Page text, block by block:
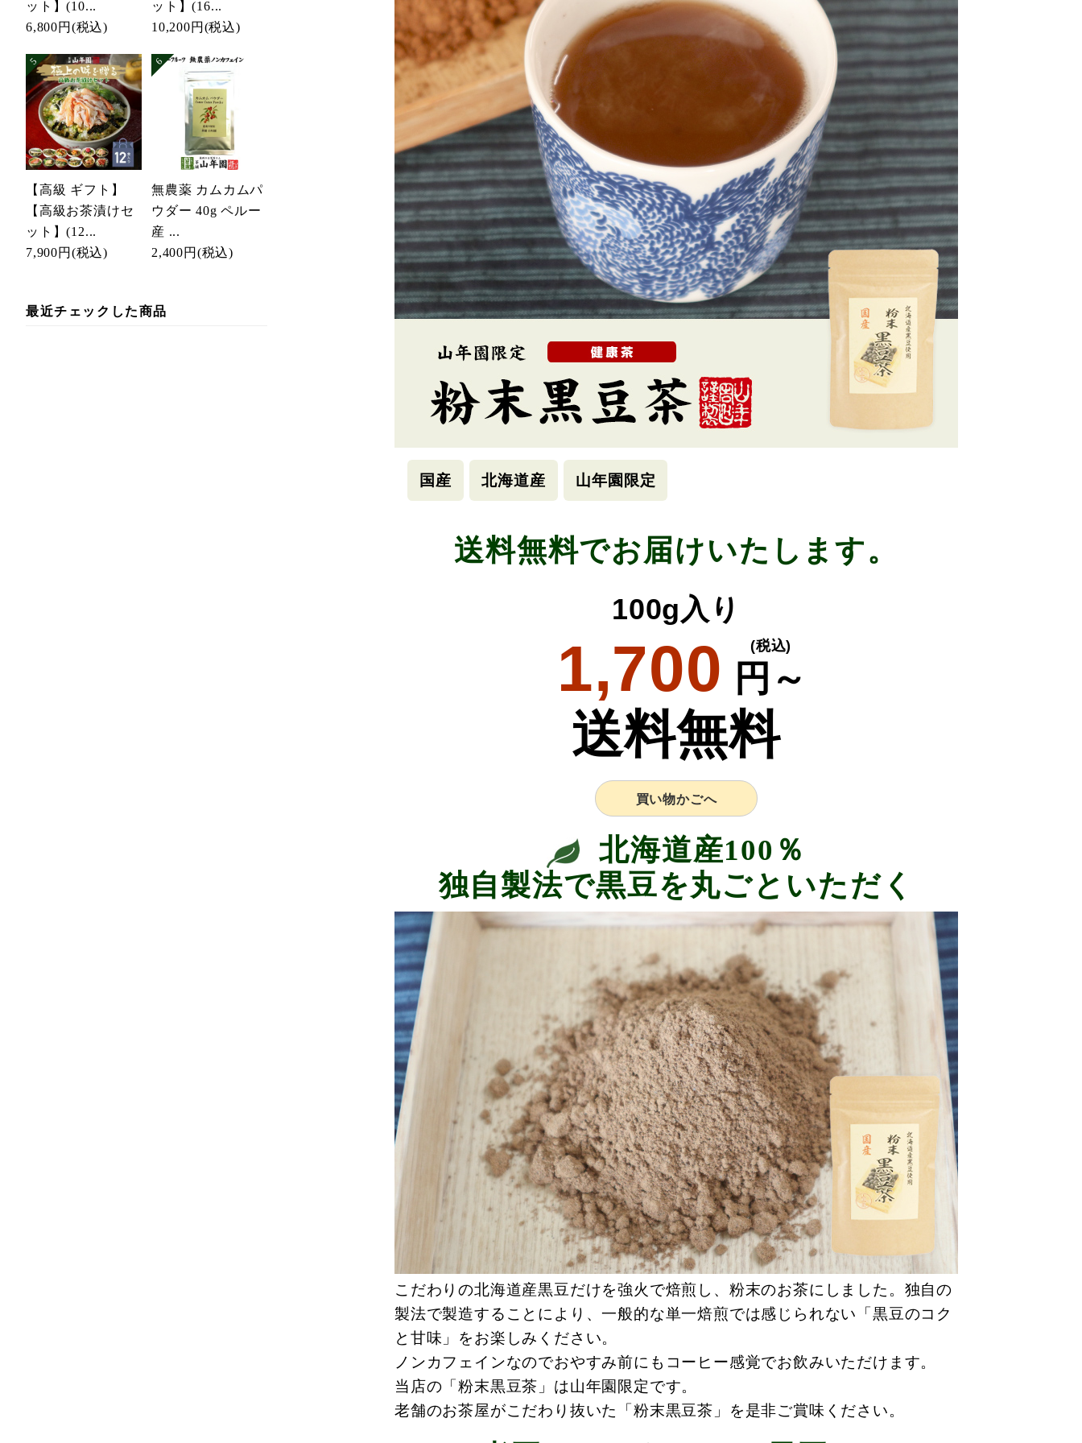
ット】(10...
6,800円 (税込)
ット】(16...
10,200円 (税込)
【高級 ギフト】
【高級お茶漬けセ
ット】(12...
7,900円 (税込)
無農薬 カムカムパ
ウダー 40g ペルー
産 ...
2,400円 (税込)
最近チェックした商品
国産 北海道産 山年園限定
送料無料でお届けいたします。
100g入り
1,700 円～
(税込)
送料無料
買い物かごへ
北海道産100％
独自製法で黒豆を丸ごといただく
こだわりの北海道産黒豆だけを強火で焙煎し、粉末のお茶にしました。独自の
製法で製造することにより、一般的な単一焙煎では感じられない「黒豆のコク
と甘味」をお楽しみください。
ノンカフェインなのでおやすみ前にもコーヒー感覚でお飲みいただけます。
当店の「粉末黒豆茶」は山年園限定です。
老舗のお茶屋がこだわり抜いた「粉末黒豆茶」を是非ご賞味ください。